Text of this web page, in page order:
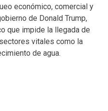
económico, comercial y
de Donald Trump,
que impide la llegada de
vitales como la
de agua.